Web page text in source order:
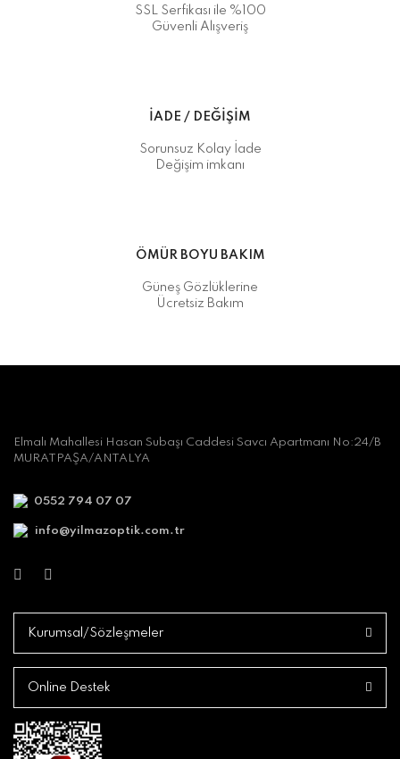
SSL Serfikası ile %100
Güvenli Alışveriş
İADE / DEĞİŞİM
Sorunsuz Kolay İade
Değişim imkanı
ÖMÜR BOYU BAKIM
Güneş Gözlüklerine
Ücretsiz Bakım
Elmalı Mahallesi Hasan Subaşı Caddesi Savcı Apartmanı No:24/B
MURATPAŞA/ANTALYA
0552 794 07 07
info@yilmazoptik.com.tr
Kurumsal/Sözleşmeler
Online Destek